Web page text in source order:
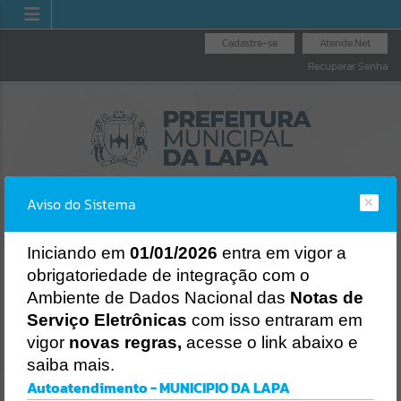
Atende.Net
Cadastre-se
Recuperar Senha
OUVIDORIA GERAL
DO MUNICÍPIO
LICITAÇÕES NOTA FISCAL
ELETRÔNICA
Aviso do Sistema
Iniciando em 01/01/2026 entra em vigor a
obrigatoriedade de integração com o
Ambiente de Dados Nacional das Notas de
Serviço Eletrônicas com isso entraram em
vigor novas regras, acesse o link abaixo e
saiba mais.
Autoatendimento - MUNICIPIO DA LAPA
Erro
Gerenciamento do Sistema
Ocorreu um erro de script: